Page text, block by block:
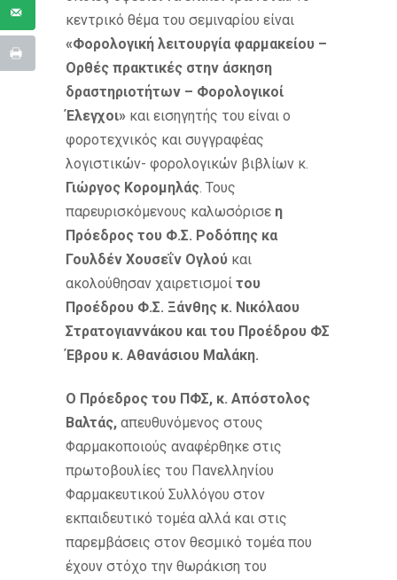
κεντρικό θέμα του σεμιναρίου είναι
«Φορολογική λειτουργία φαρμακείου –
Ορθές πρακτικές στην άσκηση
δραστηριοτήτων – Φορολογικοί
Έλεγχοι» και εισηγητής του είναι ο
φοροτεχνικός και συγγραφέας
λογιστικών- φορολογικών βιβλίων κ.
Γιώργος Κορομηλάς . Τους
παρευρισκόμενους καλωσόρισε η
Πρόεδρος του Φ.Σ. Ροδόπης κα
Γουλδέν Χουσεΐν Ογλού και
ακολούθησαν χαιρετισμοί του
Προέδρου Φ.Σ. Ξάνθης κ. Νικόλαου
Στρατογιαννάκου και του Προέδρου ΦΣ
Έβρου κ. Αθανάσιου Μαλάκη.
Ο Πρόεδρος του ΠΦΣ, κ. Απόστολος
Βαλτάς, απευθυνόμενος στους
Φαρμακοποιούς αναφέρθηκε στις
πρωτοβουλίες του Πανελληνίου
Φαρμακευτικού Συλλόγου στον
εκπαιδευτικό τομέα αλλά και στις
παρεμβάσεις στον θεσμικό τομέα που
έχουν στόχο την θωράκιση του